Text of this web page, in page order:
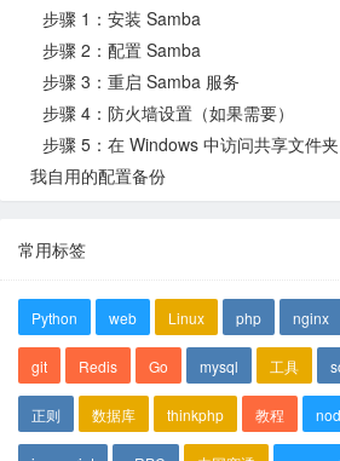
步骤 1：安装 Samba
步骤 2：配置 Samba
步骤 3：重启 Samba 服务
步骤 4：防火墙设置（如果需要）
步骤 5：在 Windows 中访问共享文件夹
我自用的配置备份
常用标签
Python web Linux php nginx
git Redis Go mysql 工具
正则 数据库 thinkphp 教程